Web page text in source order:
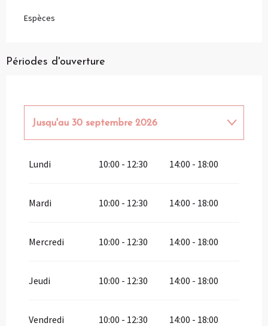
Espèces
Périodes d'ouverture
Jusqu'au 30 septembre 2026
Lundi 10:00 - 12:30 14:00 - 18:00
Mardi 10:00 - 12:30 14:00 - 18:00
Mercredi 10:00 - 12:30 14:00 - 18:00
Jeudi 10:00 - 12:30 14:00 - 18:00
Vendredi 10:00 - 12:30 14:00 - 18:00